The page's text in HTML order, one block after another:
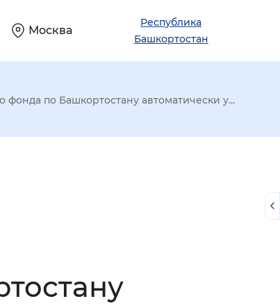
Москва
Республика
Башкортостан
по Башкортостану автоматически у...